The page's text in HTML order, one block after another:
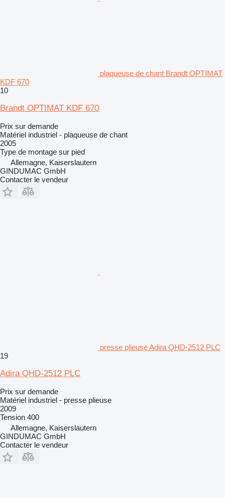
plaqueuse de chant Brandt OPTIMAT
KDF 670
10
Brandt OPTIMAT KDF 670
Prix sur demande
Matériel industriel - plaqueuse de chant
2005
Type de montage sur pied
Allemagne, Kaiserslautern
GINDUMAC GmbH
Contacter le vendeur
presse plieuse Adira QHD-2512 PLC
19
Adira QHD-2512 PLC
Prix sur demande
Matériel industriel - presse plieuse
2009
Tension 400
Allemagne, Kaiserslautern
GINDUMAC GmbH
Contacter le vendeur